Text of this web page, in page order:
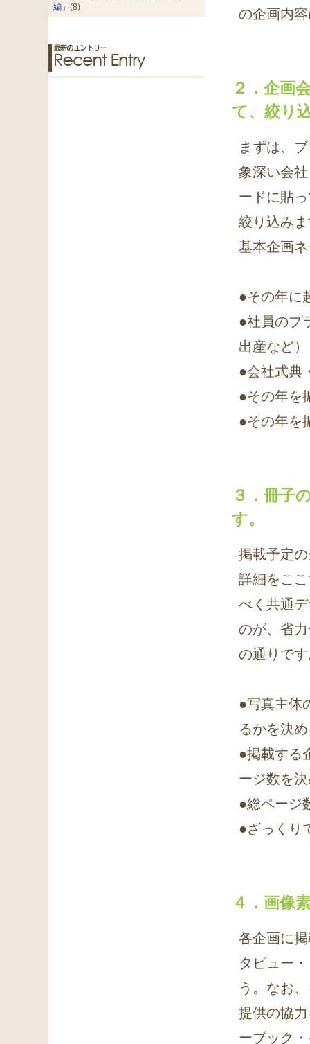
の企画内
２．企画
て、絞り
まずは、
象深い会
ードに貼
絞り込み
基本企画
●その年に
●社員のプ
出産など）
●会社式典
●その年を
●その年を
３．冊子
す。
掲載予定
詳細をこ
べく共通
のが、省
の通りで
●写真主体
るかを決
●掲載する
ージ数を
●総ページ
●ざっくり
４．画像
各企画に
タビュー
う。なお
提供の協
ーブック
編」 (8)